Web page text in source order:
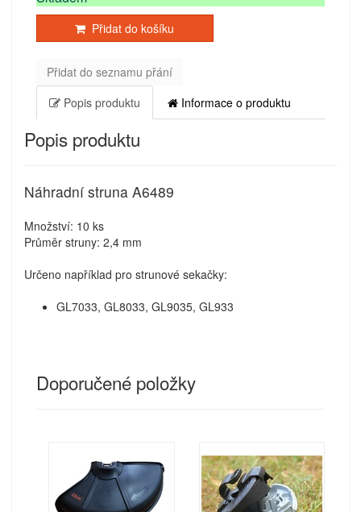
Přidat do košíku
Přidat do seznamu přání
Popis produktu
Informace o produktu
Popis produktu
Náhradní struna A6489
Množství: 10 ks
Průměr struny: 2,4 mm
Určeno například pro strunové sekačky:
GL7033, GL8033, GL9035, GL933
Doporučené položky